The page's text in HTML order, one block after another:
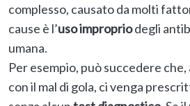
complesso, causato da molti
cause è l’uso impropriodegli
umana.
Per esempio, può succedere
con il mal di gola, ci venga